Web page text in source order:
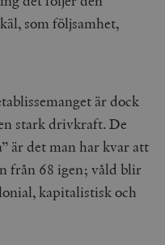
som följsamhet,
är dock
stark drivkraft. De
är det man har kvar att
från 68 igen; våld blir
kapitalistisk och